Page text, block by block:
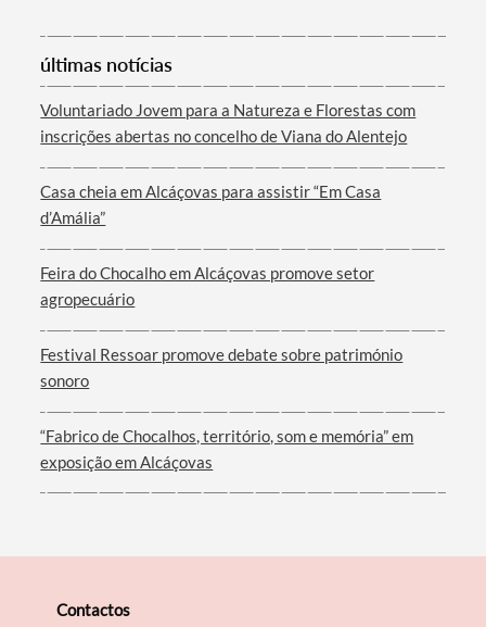
últimas notícias
Voluntariado Jovem para a Natureza e Florestas com
inscrições abertas no concelho de Viana do Alentejo
Casa cheia em Alcáçovas para assistir “Em Casa
d’Amália”
Feira do Chocalho em Alcáçovas promove setor
agropecuário
Festival Ressoar promove debate sobre património
sonoro
“Fabrico de Chocalhos, território, som e memória” em
exposição em Alcáçovas
Contactos